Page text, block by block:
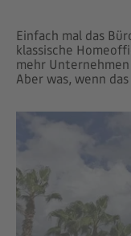
Einfach mal das
klassische
mehr
Aber was, wenn